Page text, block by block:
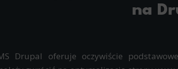
na
Drupal oferuje oczywiście